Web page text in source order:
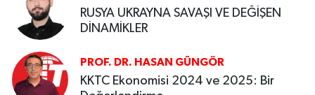
RUSYA UKRAYNA SAVAŞI VE DEĞİŞEN
DİNAMİKLER
PROF. DR. HASAN GÜNGÖR
KKTC Ekonomisi 2024 ve 2025: Bir